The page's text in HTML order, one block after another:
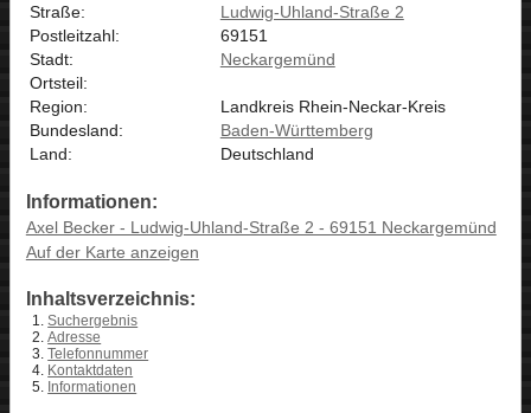
Straße:
Ludwig-Uhland-Straße 2
Postleitzahl:
69151
Stadt:
Neckargemünd
Ortsteil:
Region:
Landkreis Rhein-Neckar-Kreis
Bundesland:
Baden-Württemberg
Land:
Deutschland
Informationen:
Axel Becker - Ludwig-Uhland-Straße 2 - 69151 Neckargemünd
Auf der Karte anzeigen
Inhaltsverzeichnis:
Suchergebnis
Adresse
Telefonnummer
Kontaktdaten
Informationen